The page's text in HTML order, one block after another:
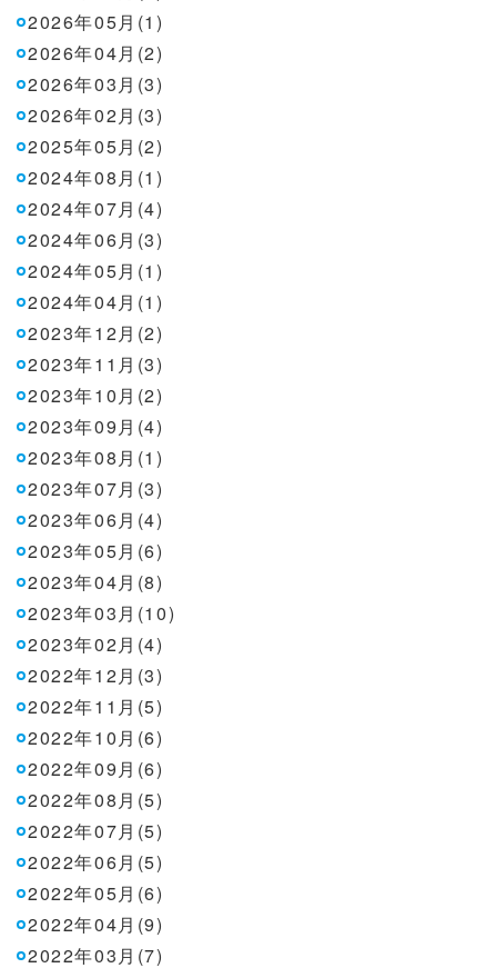
2026年05月(1)
2026年04月(2)
2026年03月(3)
2026年02月(3)
2025年05月(2)
2024年08月(1)
2024年07月(4)
2024年06月(3)
2024年05月(1)
2024年04月(1)
2023年12月(2)
2023年11月(3)
2023年10月(2)
2023年09月(4)
2023年08月(1)
2023年07月(3)
2023年06月(4)
2023年05月(6)
2023年04月(8)
2023年03月(10)
2023年02月(4)
2022年12月(3)
2022年11月(5)
2022年10月(6)
2022年09月(6)
2022年08月(5)
2022年07月(5)
2022年06月(5)
2022年05月(6)
2022年04月(9)
2022年03月(7)